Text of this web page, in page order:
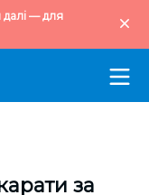
— для
за